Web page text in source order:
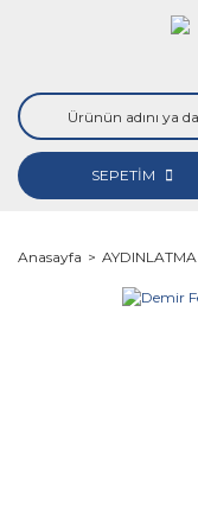
SEPETİM
Anasayfa AYDINLATMA